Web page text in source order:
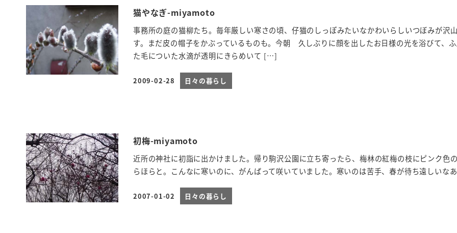
猫やなぎ-miyamoto
事務所の庭の猫柳たち。毎年厳しい寒さの頃、仔猫のしっぽみたいなかわいらしいつぼみが沢
す。まだ皮の帽子をかぶっているものも。今朝 久しぶりに顔を出したお日様の光を浴びて、
た毛についた水滴が透明にきらめいて […]
投稿日
2009-02-28 日々の暮らし
初梅-miyamoto
近所の神社に初詣に出かけました。帰り駒沢公園に立ち寄ったら、梅林の紅梅の枝にピンク色
らほらと。こんなに寒いのに、がんばって咲いていました。寒いのは苦手、春が待ち遠しいな
投稿日
2007-01-02 日々の暮らし